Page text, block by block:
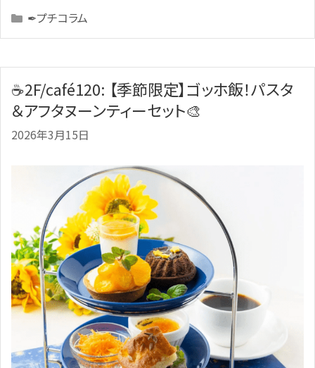
Categories
✒プチコラム
☕2F/café120: 【季節限定】ゴッホ飯！パスタ
＆アフタヌーンティーセット🎨
2026年3月15日